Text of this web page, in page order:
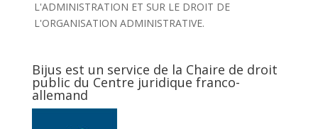
L'ADMINISTRATION ET SUR LE DROIT DE
L'ORGANISATION ADMINISTRATIVE.
Bijus est un service de la Chaire de droit
public du Centre juridique franco-
allemand